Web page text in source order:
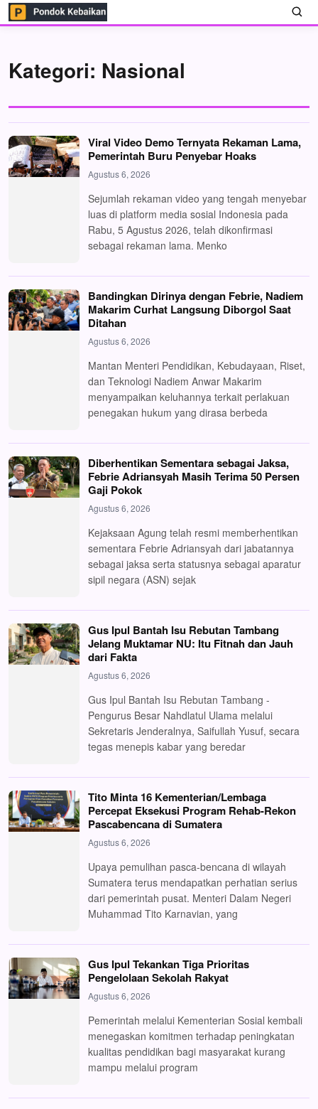
Kategori: Nasional
Viral Video Demo Ternyata Rekaman Lama,
Pemerintah Buru Penyebar Hoaks
Agustus 6, 2026
Sejumlah rekaman video yang tengah menyebar
luas di platform media sosial Indonesia pada
Rabu, 5 Agustus 2026, telah dikonfirmasi
sebagai rekaman lama. Menko
Bandingkan Dirinya dengan Febrie, Nadiem
Makarim Curhat Langsung Diborgol Saat
Ditahan
Agustus 6, 2026
Mantan Menteri Pendidikan, Kebudayaan, Riset,
dan Teknologi Nadiem Anwar Makarim
menyampaikan keluhannya terkait perlakuan
penegakan hukum yang dirasa berbeda
Diberhentikan Sementara sebagai Jaksa,
Febrie Adriansyah Masih Terima 50 Persen
Gaji Pokok
Agustus 6, 2026
Kejaksaan Agung telah resmi memberhentikan
sementara Febrie Adriansyah dari jabatannya
sebagai jaksa serta statusnya sebagai aparatur
sipil negara (ASN) sejak
Gus Ipul Bantah Isu Rebutan Tambang
Jelang Muktamar NU: Itu Fitnah dan Jauh
dari Fakta
Agustus 6, 2026
Gus Ipul Bantah Isu Rebutan Tambang -
Pengurus Besar Nahdlatul Ulama melalui
Sekretaris Jenderalnya, Saifullah Yusuf, secara
tegas menepis kabar yang beredar
Tito Minta 16 Kementerian/Lembaga
Percepat Eksekusi Program Rehab-Rekon
Pascabencana di Sumatera
Agustus 6, 2026
Upaya pemulihan pasca-bencana di wilayah
Sumatera terus mendapatkan perhatian serius
dari pemerintah pusat. Menteri Dalam Negeri
Muhammad Tito Karnavian, yang
Gus Ipul Tekankan Tiga Prioritas
Pengelolaan Sekolah Rakyat
Agustus 6, 2026
Pemerintah melalui Kementerian Sosial kembali
menegaskan komitmen terhadap peningkatan
kualitas pendidikan bagi masyarakat kurang
mampu melalui program